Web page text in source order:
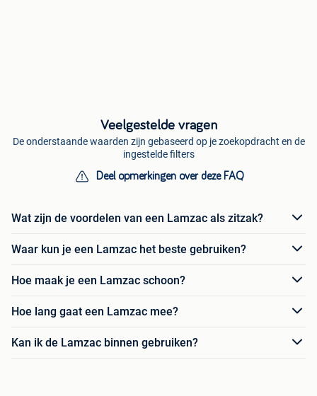
Veelgestelde vragen
De onderstaande waarden zijn gebaseerd op je zoekopdracht en de
ingestelde filters
Deel opmerkingen over deze FAQ
Wat zijn de voordelen van een Lamzac als zitzak?
Waar kun je een Lamzac het beste gebruiken?
Hoe maak je een Lamzac schoon?
Hoe lang gaat een Lamzac mee?
Kan ik de Lamzac binnen gebruiken?